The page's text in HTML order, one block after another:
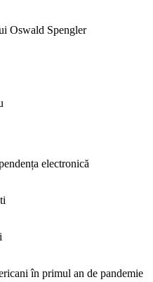
Oswald Spengler
electronică
în primul an de pandemie